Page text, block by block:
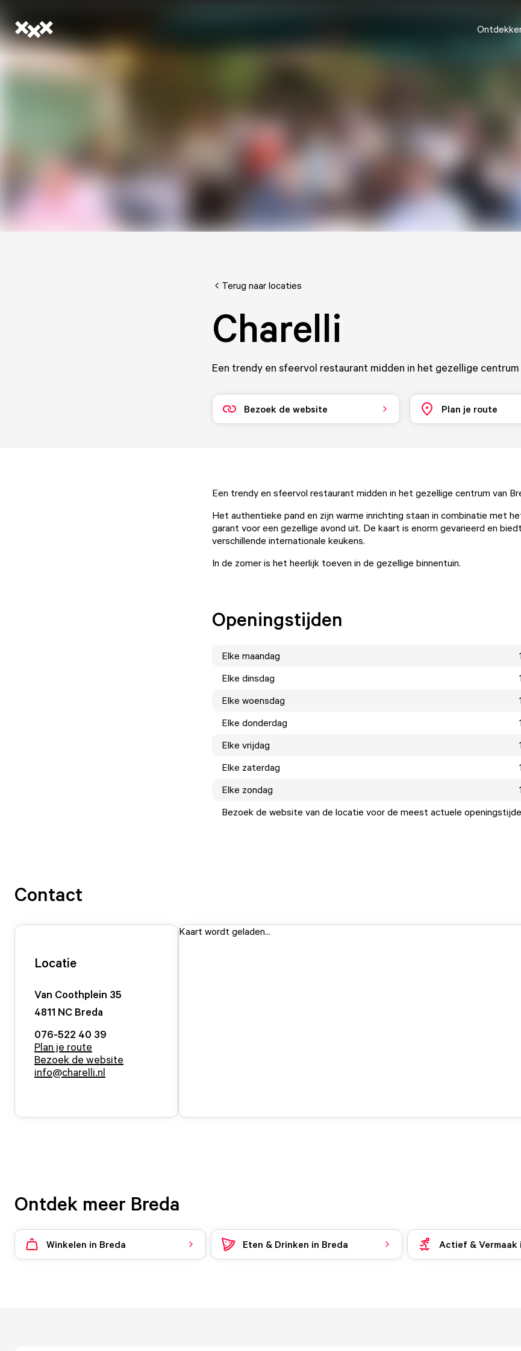
Terug naar locaties
Charelli
Een trendy en sfeervol restaurant midden in het gezellige centrum
Bezoek de website Plan je route
Een trendy en sfeervol restaurant midden in het gezellige centrum van
Het authentieke pand en zijn warme inrichting staan in combinatie met
garant voor een gezellige avond uit. De kaart is enorm gevarieerd en
verschillende internationale keukens.
In de zomer is het heerlijk toeven in de gezellige binnentuin.
Openingstijden
Elke maandag
Elke dinsdag
Elke woensdag
Elke donderdag
Elke vrijdag
Elke zaterdag
Elke zondag
Bezoek de website van de locatie voor de meest actuele
Contact
Locatie
Van Coothplein 35
4811 NC Breda
076-522 40 39
Plan je route
Bezoek de website
info@charelli.nl
Kaart wordt geladen...
Ontdek meer Breda
Winkelen in Breda Eten & Drinken in Breda Actief & Vermaak